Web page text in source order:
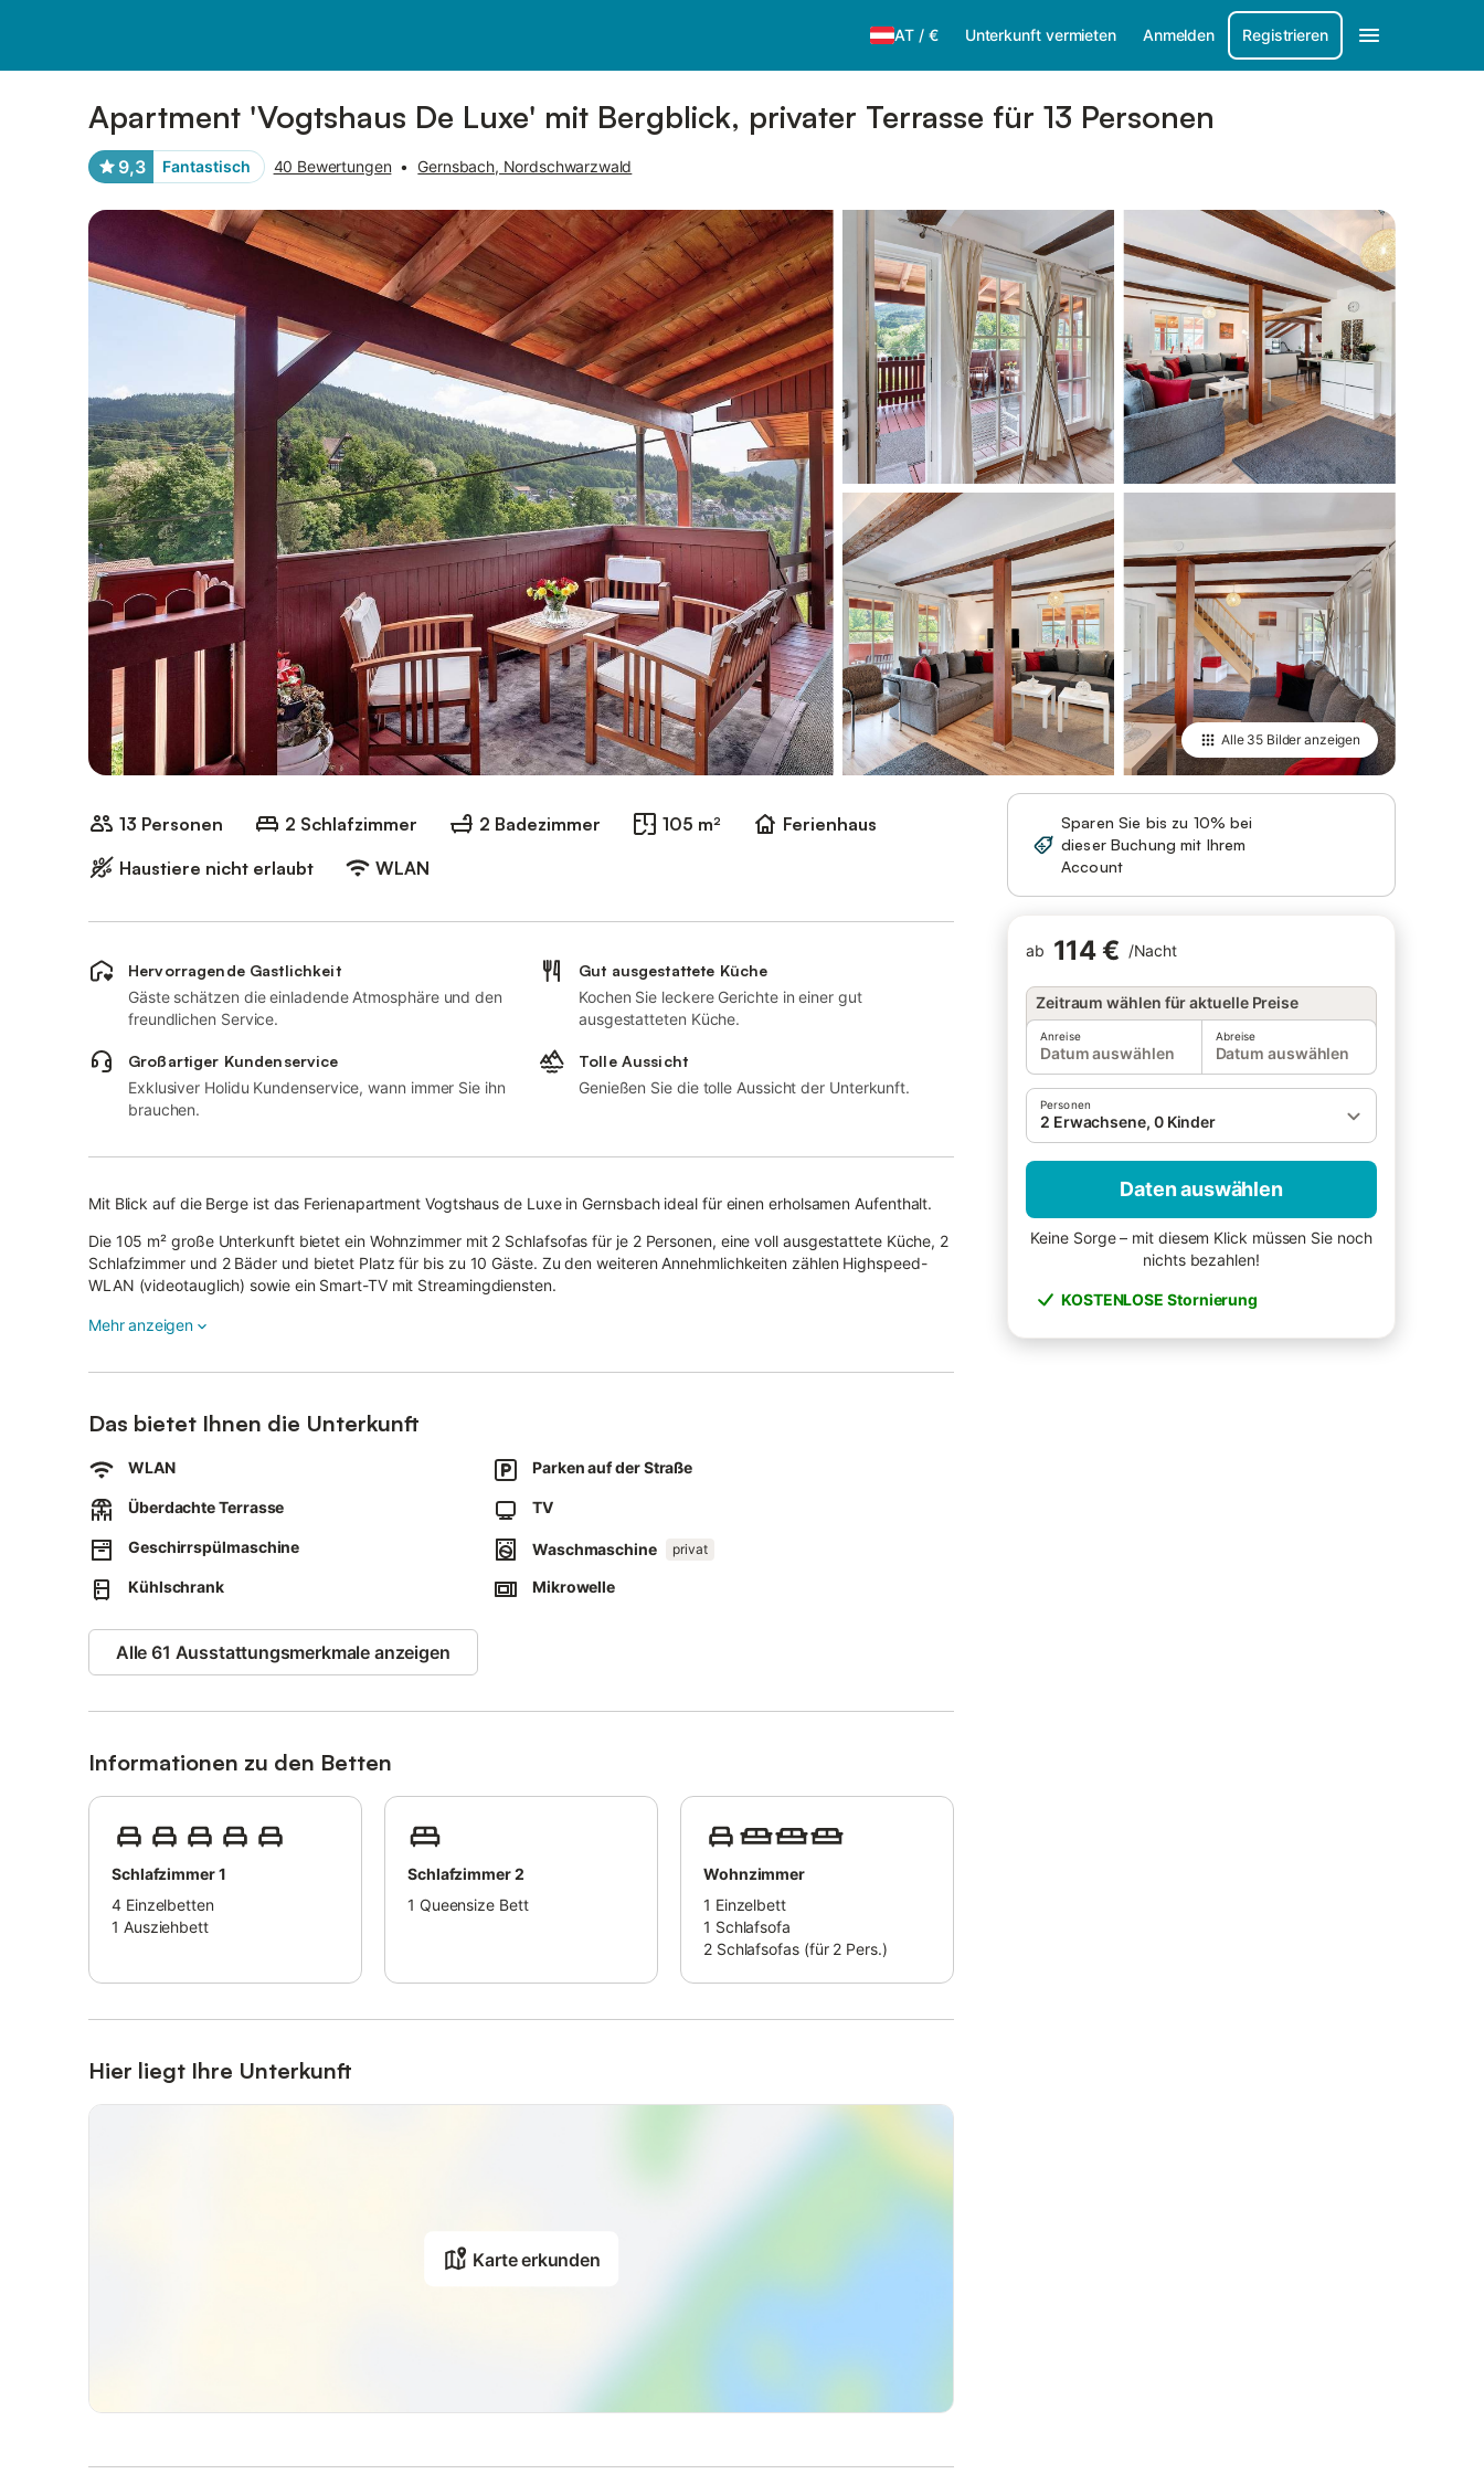
AT / € Unterkunft vermieten Anmelden Registrieren
Apartment 'Vogtshaus De Luxe' mit Bergblick, privater Terrasse für 13 Personen
9,3 Fantastisch 40 Bewertungen • Gernsbach, Nordschwarzwald
Alle 35 Bilderanzeigen
13 Personen 2 Schlafzimmer 2 Badezimmer 105 m²
Ferienhaus
Haustiere nicht erlaubt
WLAN
Sparen Sie bis zu 10% bei
dieser Buchung mit Ihrem
Account
ab 114 € /Nacht
Zeitraum wählen für aktuelle Preise
Anreise
Datum auswählen
Abreise
Datum auswählen
Personen
2 Erwachsene, 0 Kinder
Daten auswählen
Keine Sorge – mit diesem Klick müssen Sie noch
nichts bezahlen!
KOSTENLOSE Stornierung
Hervorragende Gastlichkeit
Gäste schätzen die einladende Atmosphäre und den
freundlichen Service.
Gut ausgestattete Küche
Kochen Sie leckere Gerichte in einer gut
ausgestatteten Küche.
Großartiger Kundenservice
Exklusiver Holidu Kundenservice, wann immer Sie ihn
brauchen.
Tolle Aussicht
Genießen Sie die tolle Aussicht der Unterkunft.
Mit Blick auf die Berge ist das Ferienapartment Vogtshaus de Luxe in Gernsbach ideal für einen erholsamen Aufenthalt.
Die 105 m² große Unterkunft bietet ein Wohnzimmer mit 2 Schlafsofas für je 2 Personen, eine voll ausgestattete Küche, 2
Schlafzimmer und 2 Bäder und bietet Platz für bis zu 10 Gäste. Zu den weiteren Annehmlichkeiten zählen Highspeed-
WLAN (videotauglich) sowie ein Smart-TV mit Streamingdiensten.
Reisebett mit Schaumstoffeinlage sowie Hochstuhl stehen zur Verfügung; eigene Babybettwäsche bitte mitbringen.
vom Kur- und Ferienort Gernsbach, 10 km von der Autobahn, 11 km von Baden-Baden mit seinem berühmten Casino, 23
km vom Flughafen und 85 km vom Europa-Park Rust entfernt.
Die Unterkunft liegt in ruhiger Hanglage, der Fußweg ins Zentrum dauert etwa 20 Minuten (bergauf auf dem Rückweg).
Alternativ steht ein Linientaxi zur Verfügung, das mit der KONUS-Gästekarte kostenfrei genutzt werden kann.
Bitte parken Sie nicht im Hof, sondern an der Straße. Familien mit Kindern sind willkommen.
Haustiere, Rauchen und Feiern sind nicht gestattet.
Die Waschmaschine kann gegen eine Gebühr genutzt werden.
Mehr anzeigen
Das bietet Ihnen die Unterkunft
WLAN Parken auf der Straße
Überdachte Terrasse TV
Geschirrspülmaschine Waschmaschine privat
Kühlschrank Mikrowelle
Alle 61 Ausstattungsmerkmale anzeigen
Informationen zu den Betten
Schlafzimmer 1
4 Einzelbetten
1 Ausziehbett
Schlafzimmer 2
1 Queensize Bett
Wohnzimmer
1 Einzelbett
1 Schlafsofa
2 Schlafsofas (für 2 Pers.)
Hier liegt Ihre Unterkunft
Karte erkunden